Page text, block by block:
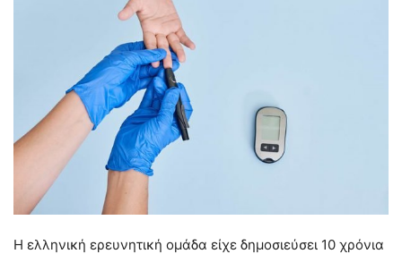
Η ελληνική ερευνητική ομάδα είχε δημοσιεύσει 10 χρόνια